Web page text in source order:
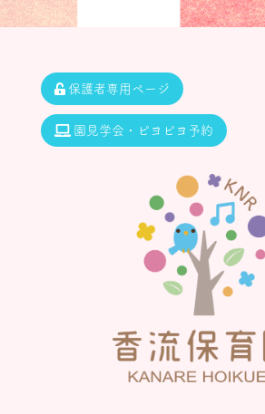
保護者専用ページ
園見学会・ピヨピヨ予約